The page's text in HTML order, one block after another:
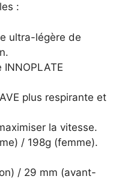
:
ultra-légère de
plus respirante et
la vitesse.
/ 198g (femme).
/ 29 mm (avant-